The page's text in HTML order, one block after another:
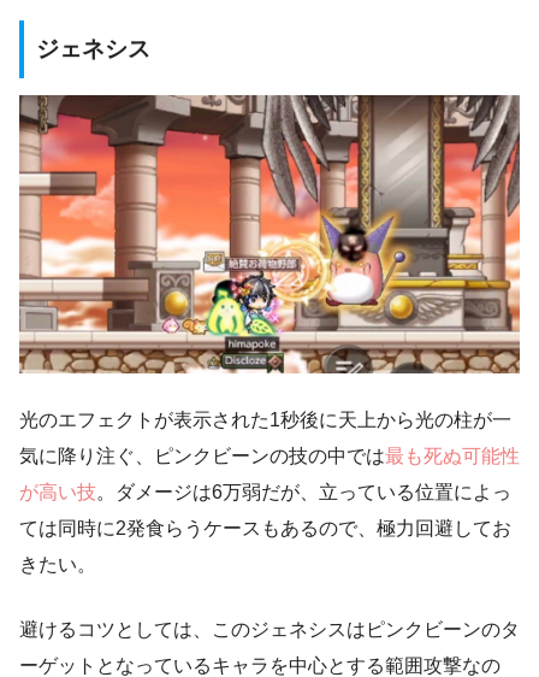
ジェネシス
光のエフェクトが表示された1秒後に天上から光の柱が一
気に降り注ぐ、ピンクビーンの技の中では最も死ぬ可能性
が高い技。ダメージは6万弱だが、立っている位置によっ
ては同時に2発食らうケースもあるので、極力回避してお
きたい。
避けるコツとしては、このジェネシスはピンクビーンのタ
ーゲットとなっているキャラを中心とする範囲攻撃なの